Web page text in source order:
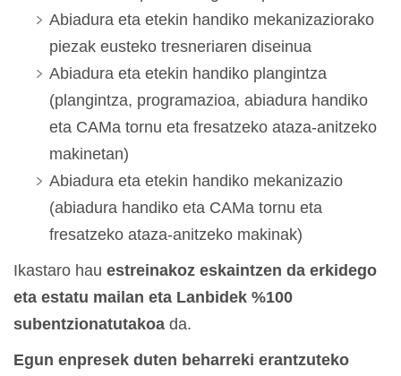
Abiadura eta etekin handiko mekanizaziorako
piezak eusteko tresneriaren diseinua
Abiadura eta etekin handiko plangintza
(plangintza, programazioa, abiadura handiko
eta CAMa tornu eta fresatzeko ataza-anitzeko
makinetan)
Abiadura eta etekin handiko mekanizazio
(abiadura handiko eta CAMa tornu eta
fresatzeko ataza-anitzeko makinak)
Ikastaro hau estreinakoz eskaintzen da erkidego
eta estatu mailan eta Lanbidek %100
subentzionatutakoa da.
Egun enpresek duten beharreki erantzuteko